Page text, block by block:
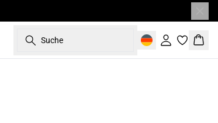
Suche
Einloggen